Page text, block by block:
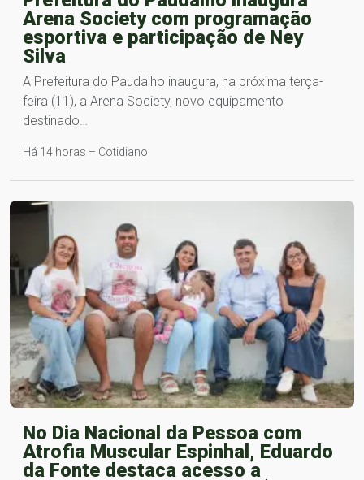
Arena Society com programação
esportiva e participação de Ney
Silva
A Prefeitura do Paudalho inaugura, na próxima terça-
feira (11), a Arena Society, novo equipamento
destinado…
Há 14 horas – Cotidiano
No Dia Nacional da Pessoa com
Atrofia Muscular Espinhal, Eduardo
da Fonte destaca acesso a